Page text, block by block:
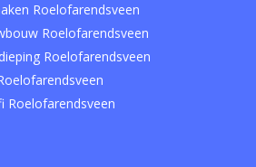
Roelofarendsveen
Roelofarendsveen
Roelofarendsveen
Roelofarendsveen